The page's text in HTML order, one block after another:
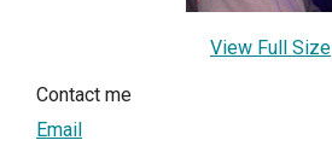
View Full Size
Contact me
Email